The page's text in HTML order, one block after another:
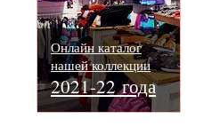
Онлайн каталог
нашей коллекции
2021-22 года